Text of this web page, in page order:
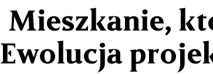
Mieszkanie,
Ewolucja